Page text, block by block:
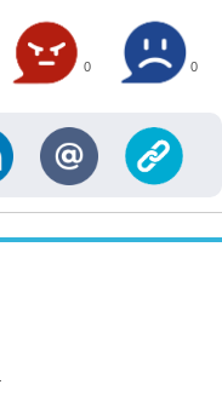
0 0